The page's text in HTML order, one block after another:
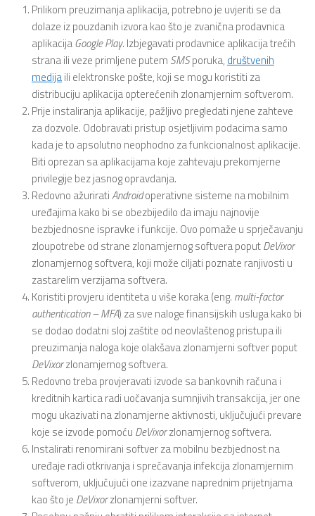
Prilikom preuzimanja aplikacija, potrebno je uvjeriti se da
dolaze iz pouzdanih izvora kao što je zvanična prodavnica
aplikacijaGooglePlay. Izbjegavati prodavnice aplikacija trećih
strana ili veze primljene putem SMSporuka, društvenih
medijaili elektronske pošte, koji se mogu koristiti za
distribuciju aplikacija opterećenih zlonamjernim softverom.
Prije instaliranja aplikacije, pažljivo pregledati njene zahteve
za dozvole. Odobravati pristup osjetljivim podacima samo
kada je to apsolutno neophodno za funkcionalnost aplikacije.
Biti oprezan sa aplikacijama koje zahtevaju prekomjerne
privilegije bez jasnog opravdanja.
Redovno ažuriratiAndroidoperativne sisteme na mobilnim
uređajima kako bi se obezbijedilo da imaju najnovije
bezbjednosne ispravke i funkcije. Ovo pomaže u sprječavanju
zloupotrebe od strane zlonamjernog softvera poputDeVixor
zlonamjernog softvera, koji može ciljati poznate ranjivosti u
zastarelim verzijama softvera.
Koristiti provjeru identiteta u više koraka (eng. multi-factor
authentication – MFA) za sve naloge finansijskih usluga kako bi
se dodao dodatni sloj zaštite od neovlaštenog pristupa ili
preuzimanja naloga koje olakšava zlonamjerni softver poput
DeVixorzlonamjernog softvera.
Redovno treba provjeravati izvode sa bankovnih računa i
kreditnih kartica radi uočavanja sumnjivih transakcija, jer one
mogu ukazivati na zlonamjerne aktivnosti, uključujući prevare
koje se izvode pomoću DeVixorzlonamjernog softvera.
Instalirati renomirani softver za mobilnu bezbjednost na
uređaje radi otkrivanja i sprečavanja infekcija zlonamjernim
softverom, uključujući one izazvane naprednim prijetnjama
kao što je DeVixorzlonamjerni softver.